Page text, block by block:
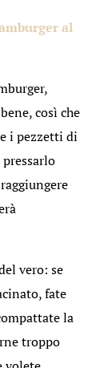
al
così che
i pezzetti di
vero: se
fate
la
troppo